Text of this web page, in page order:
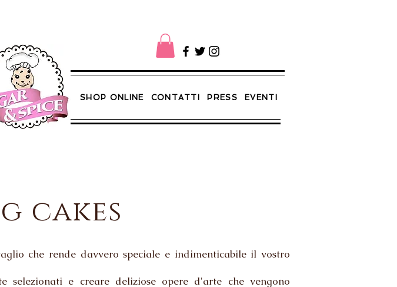
SHOP ONLINE CONTATTI PRESS EVENTI
cakes
che rende davvero speciale e indimenticabile il vostro
selezionati e creare deliziose opere d'arte che vengono